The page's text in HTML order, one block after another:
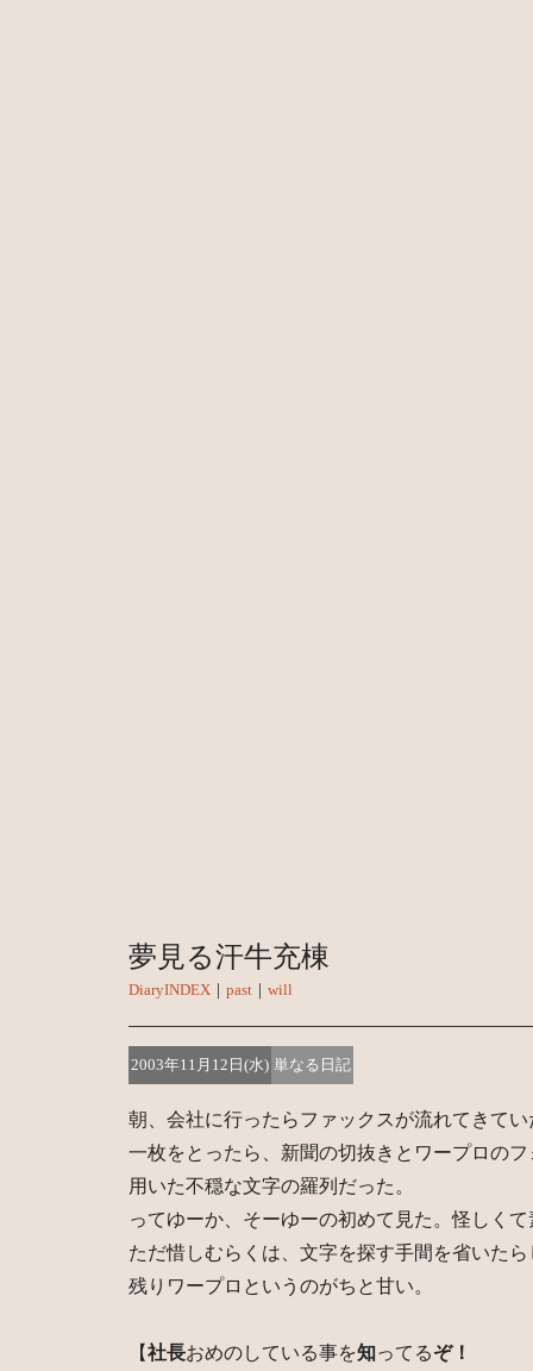
夢見る汗牛充棟
DiaryINDEX｜ past｜ will
2003年11月12日(水) 単なる日記
朝、会社に行ったらファックスが流れてきて
一枚をとったら、新聞の切抜きとワープロの
用いた不穏な文字の羅列だった。
ってゆーか、そーゆーの初めて見た。怪しく
ただ惜しむらくは、文字を探す手間を省いた
残りワープロというのがちと甘い。
【社長おめのしている事を知ってるぞ！